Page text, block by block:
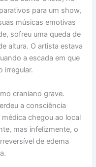
para um show,
músicas emotivas
sofreu uma queda de
altura. O artista estava
a escada em que
irregular.
craniano grave.
a consciência
chegou ao local
mas infelizmente, o
de edema